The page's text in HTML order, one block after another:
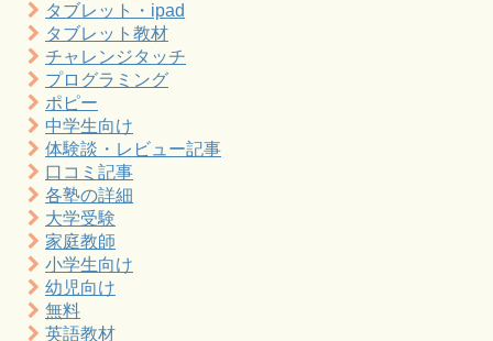
タブレット・ipad
タブレット教材
チャレンジタッチ
プログラミング
ポピー
中学生向け
体験談・レビュー記事
口コミ記事
各塾の詳細
大学受験
家庭教師
小学生向け
幼児向け
無料
英語教材